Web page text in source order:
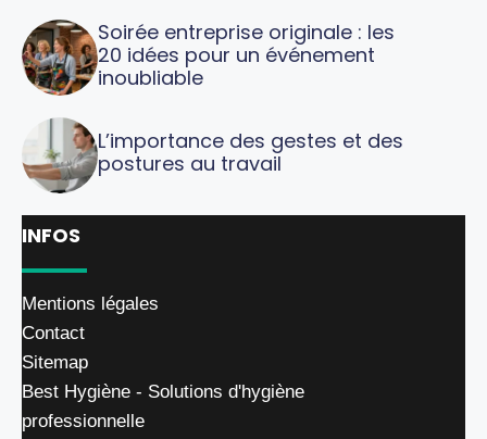
Soirée entreprise originale : les
20 idées pour un événement
inoubliable
L’importance des gestes et des
postures au travail
INFOS
Mentions légales
Contact
Sitemap
Best Hygiène - Solutions d'hygiène
professionnelle